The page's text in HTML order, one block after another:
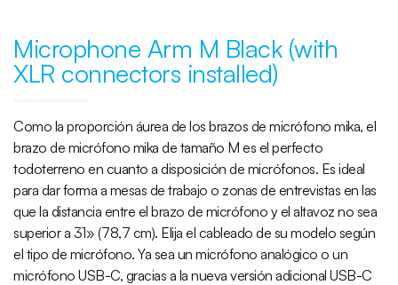
Microphone Arm M Black (with
XLR connectors installed)
Como la proporción áurea de los brazos de micrófono mika, el
brazo de micrófono mika de tamaño M es el perfecto
todoterreno en cuanto a disposición de micrófonos. Es ideal
para dar forma a mesas de trabajo o zonas de entrevistas en las
que la distancia entre el brazo de micrófono y el altavoz no sea
superior a 31» (78,7 cm). Elija el cableado de su modelo según
el tipo de micrófono. Ya sea un micrófono analógico o un
micrófono USB-C, gracias a la nueva versión adicional USB-C